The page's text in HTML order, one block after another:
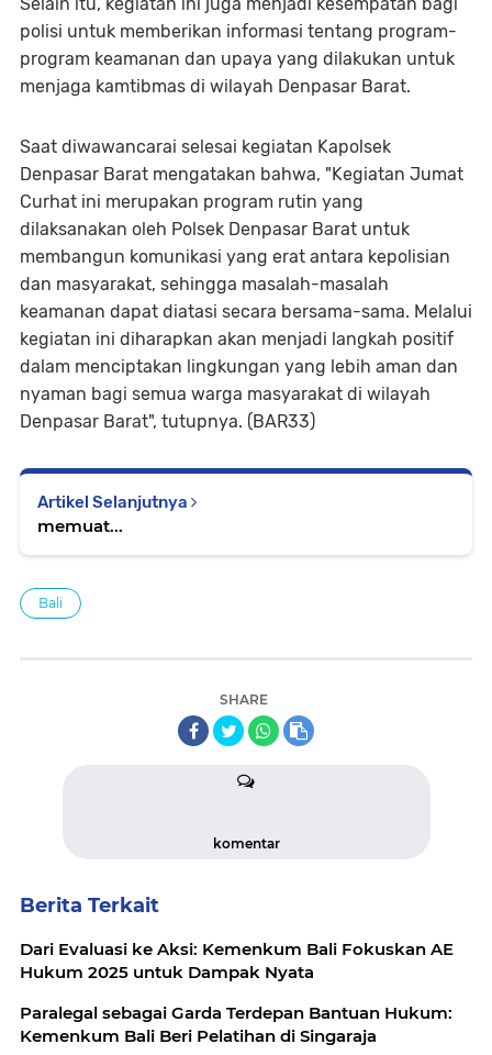
Selain itu, kegiatan ini juga menjadi kesempatan bagi
polisi untuk memberikan informasi tentang program-
program keamanan dan upaya yang dilakukan untuk
menjaga kamtibmas di wilayah Denpasar Barat.
Saat diwawancarai selesai kegiatan Kapolsek
Denpasar Barat mengatakan bahwa, "Kegiatan Jumat
Curhat ini merupakan program rutin yang
dilaksanakan oleh Polsek Denpasar Barat untuk
membangun komunikasi yang erat antara kepolisian
dan masyarakat, sehingga masalah-masalah
keamanan dapat diatasi secara bersama-sama. Melalui
kegiatan ini diharapkan akan menjadi langkah positif
dalam menciptakan lingkungan yang lebih aman dan
nyaman bagi semua warga masyarakat di wilayah
Denpasar Barat", tutupnya. (BAR33)
Artikel Selanjutnya
memuat...
Bali
SHARE
komentar
Berita Terkait
Dari Evaluasi ke Aksi: Kemenkum Bali Fokuskan AE
Hukum 2025 untuk Dampak Nyata
Paralegal sebagai Garda Terdepan Bantuan Hukum:
Kemenkum Bali Beri Pelatihan di Singaraja